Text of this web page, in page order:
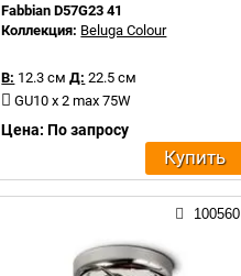
Fabbian D57G23 41
Коллекция: Beluga Colour
В: 12.3 см Д: 22.5 см
GU10 x 2 max 75W
Цена: По запросу
Купить
100560